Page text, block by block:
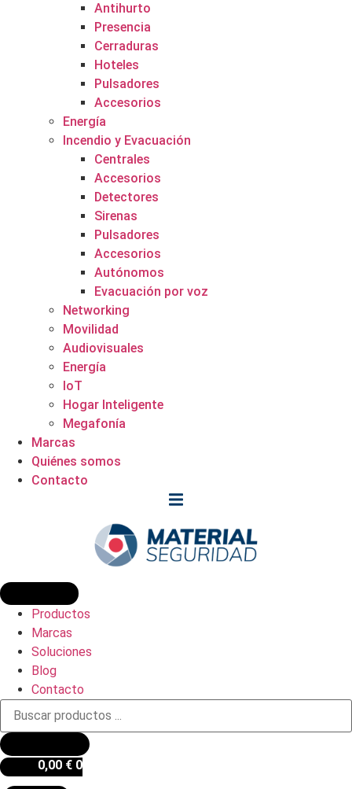
Antihurto
Presencia
Cerraduras
Hoteles
Pulsadores
Accesorios
Energía
Incendio y Evacuación
Centrales
Accesorios
Detectores
Sirenas
Pulsadores
Accesorios
Autónomos
Evacuación por voz
Networking
Movilidad
Audiovisuales
Energía
IoT
Hogar Inteligente
Megafonía
Marcas
Quiénes somos
Contacto
Productos
Marcas
Soluciones
Blog
Contacto
Búsqueda
productos
0,00 € 0